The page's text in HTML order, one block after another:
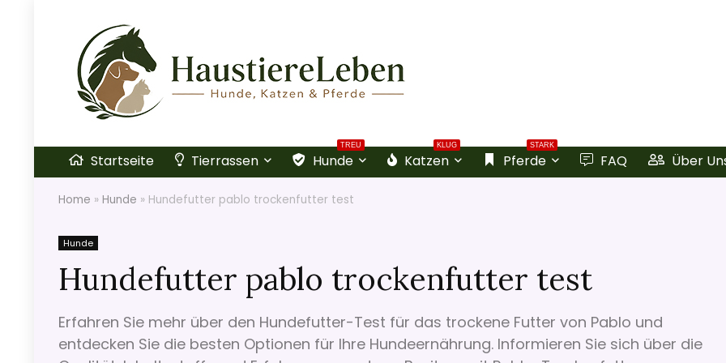
Startseite Tierrassen
TREU
Hunde
KLUG
Katzen
STARK
Pferde FAQ Über
Home » Hunde » Hundefutter pablo trockenfutter test
Hunde
Hundefutter pablo trockenfutter test
Erfahren Sie mehr über den Hundefutter-Test für das trockene Futter von Pablo und
entdecken Sie die besten Optionen für Ihre Hundeernährung. Informieren Sie sich über die